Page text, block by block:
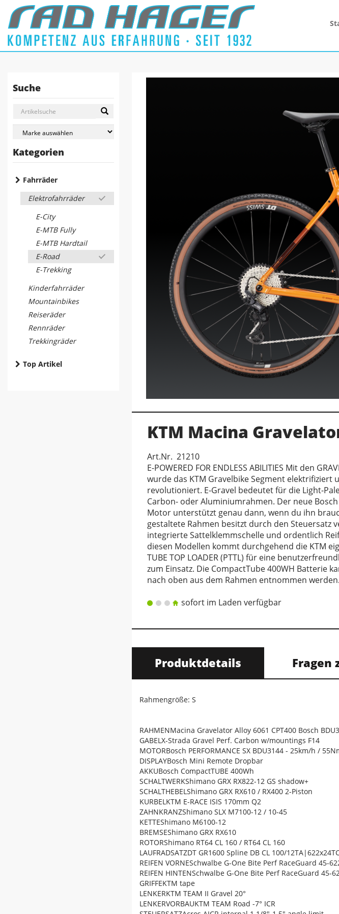
Suche
Kategorien
Fahrräder
Elektrofahrräder
E-City
E-MTB Fully
E-MTB Hardtail
E-Road
E-Trekking
Kinderfahrräder
Mountainbikes
Reiseräder
Rennräder
Trekkingräder
Top Artikel
KTM Macina
Art.Nr. 21210
E-POWERED FOR ENDLESS ABILITIES Mit den
wurde das KTM Gravelbike Segment elektrifiziert
revolutioniert. E-Gravel bedeutet für die Light-
Carbon- oder Aluminiumrahmen. Der neue
Motor unterstützt genau dann, wenn du ihn
gestaltete Rahmen besitzt durch den Steuersatz
integrierte Sattelklemmschelle und ordentlich
diesen Modellen kommt durchgehend die KTM
TUBE TOP LOADER (PTTL) für eine
zum Einsatz. Die CompactTube 400WH Batterie
nach oben aus dem Rahmen entnommen werden.
sofort im Laden verfügbar
Produktdetails Fragen
Rahmengröße: S
RAHMENMacina Gravelator Alloy 6061 CPT400 Bosch
GABELX-Strada Gravel Perf. Carbon w/mountings F14
MOTORBosch PERFORMANCE SX BDU3144 - 25km/h /
DISPLAYBosch Mini Remote Dropbar
AKKUBosch CompactTUBE 400Wh
SCHALTWERKShimano GRX RX822-12 GS shadow+
SCHALTHEBELShimano GRX RX610 / RX400 2-Piston
KURBELKTM E-RACE ISIS 170mm Q2
ZAHNKRANZShimano SLX M7100-12 / 10-45
KETTEShimano M6100-12
BREMSEShimano GRX RX610
ROTORShimano RT64 CL 160 / RT64 CL 160
LAUFRADSATZDT GR1600 Spline DB CL 100/
REIFEN VORNESchwalbe G-One Bite Perf RaceGuard 45-
REIFEN HINTENSchwalbe G-One Bite Perf RaceGuard 45-
GRIFFEKTM tape
LENKERKTM TEAM II Gravel 20°
LENKERVORBAUKTM TEAM Road -7° ICR